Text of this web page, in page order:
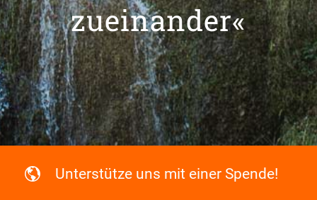
zueinander«
Unterstütze uns mit einer Spende!